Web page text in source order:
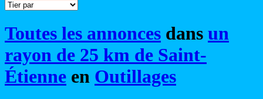
Toutes les annonces dans un
rayon de 25 km de Saint-
Étienne en Outillages